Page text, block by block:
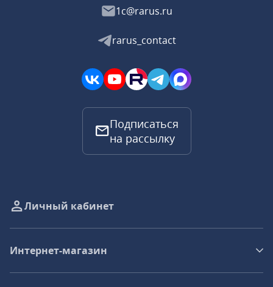
1c@rarus.ru
rarus_contact
Подписаться
на рассылку
Личный кабинет
Интернет-магазин